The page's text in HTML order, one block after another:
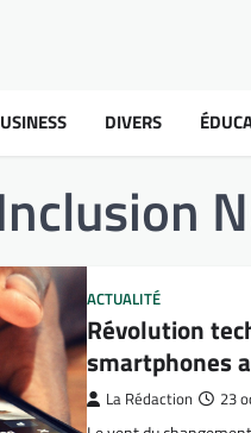
DIVERS
ACTUALITÉ
Révolution
smartphones
La Rédaction 23